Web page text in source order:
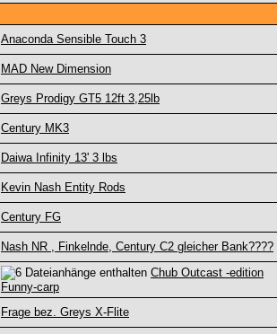
Anaconda Sensible Touch 3
MAD New Dimension
Greys Prodigy GT5 12ft 3,25lb
Century MK3
Daiwa Infinity 13' 3 lbs
Kevin Nash Entity Rods
Century FG
Nash NR , Finkelnde, Century C2 gleicher Bank????
Chub Outcast -edition
Funny-carp
Frage bez. Greys X-Flite